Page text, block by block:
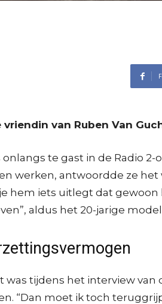
vriendin van Ruben Van
te gast in de Radio
werken, antwoordde ze het
hem iets uitlegt dat
aldus het 20-jarige
was tijdens het interview
“Dan moet ik toch